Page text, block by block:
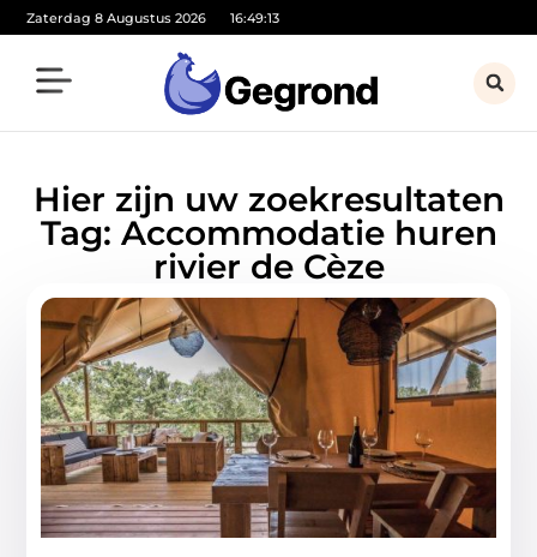
Zaterdag 8 Augustus 2026 16:49:13
Hier zijn uw zoekresultaten
Tag: Accommodatie huren
rivier de Cèze